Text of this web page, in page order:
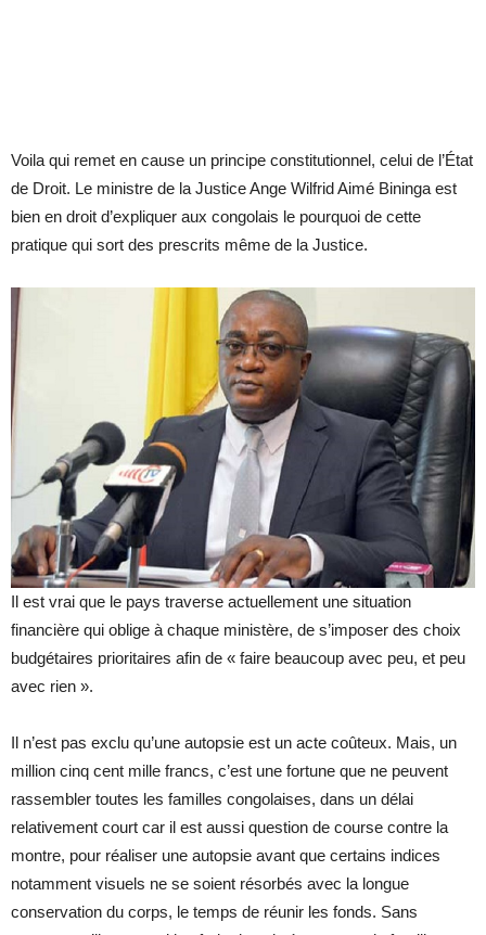
Voila qui remet en cause un principe constitutionnel, celui de l’État
de Droit. Le ministre de la Justice Ange Wilfrid Aimé Bininga est
bien en droit d’expliquer aux congolais le pourquoi de cette
pratique qui sort des prescrits même de la Justice.
Il est vrai que le pays traverse actuellement une situation
financière qui oblige à chaque ministère, de s’imposer des choix
budgétaires prioritaires afin de « faire beaucoup avec peu, et peu
avec rien ».
Il n’est pas exclu qu’une autopsie est un acte coûteux. Mais, un
million cinq cent mille francs, c’est une fortune que ne peuvent
rassembler toutes les familles congolaises, dans un délai
relativement court car il est aussi question de course contre la
montre, pour réaliser une autopsie avant que certains indices
notamment visuels ne se soient résorbés avec la longue
conservation du corps, le temps de réunir les fonds. Sans